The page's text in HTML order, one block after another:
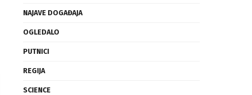
NAJAVE DOGAĐAJA
OGLEDALO
PUTNICI
REGIJA
SCIENCE